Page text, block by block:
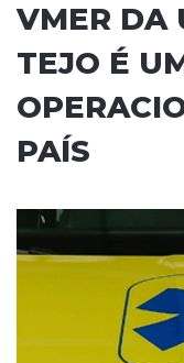
VMER DA
TEJO É
PAÍS